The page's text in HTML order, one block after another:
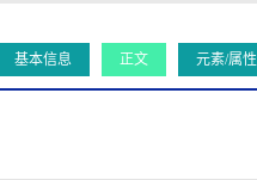
基本信息 正文 元素/属性